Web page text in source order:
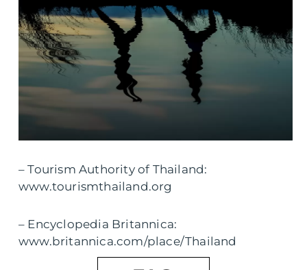
– Tourism Authority of Thailand:
www.tourismthailand.org
– Encyclopedia Britannica:
www.britannica.com/place/Thailand